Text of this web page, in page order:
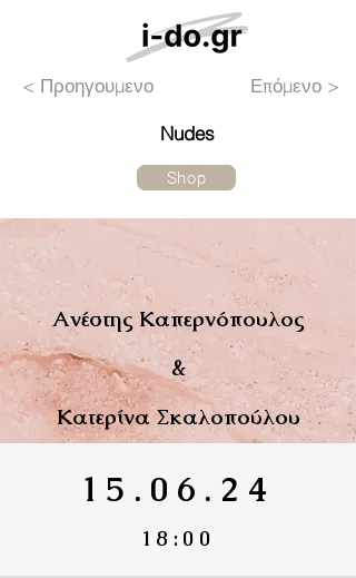
< Προηγουμενο Επόμενο >
Nudes
Shop
Ανέστης Καπερνόπουλος
&
Κατερίνα Σκαλοπούλου
15.06.24
18:00